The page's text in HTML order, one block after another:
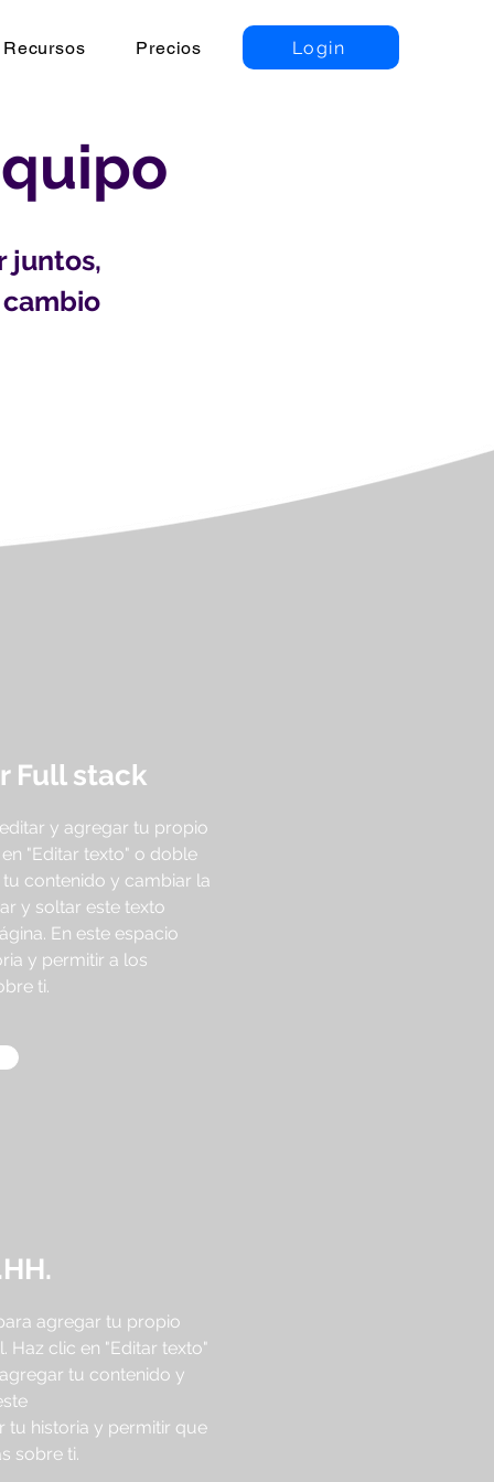
Recursos Precios Login
juntos,
Full stack
y agregar tu propio
"Editar texto" o doble
contenido y cambiar la
y soltar este texto
En este espacio
y permitir a los
ti.
agregar tu propio
Haz clic en "Editar texto"
tu contenido y
tu historia y permitir que
sobre ti.